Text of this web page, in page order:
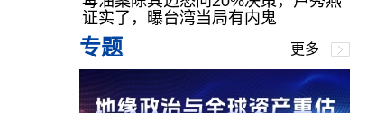
证实了，曝台湾当局有内鬼
专题 更多